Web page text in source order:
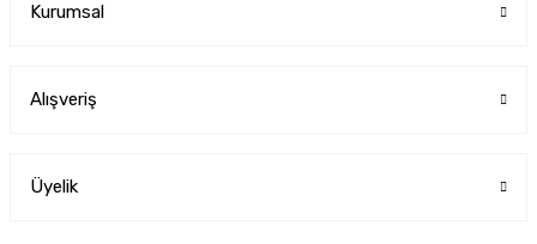
Kurumsal
Alışveriş
Üyelik